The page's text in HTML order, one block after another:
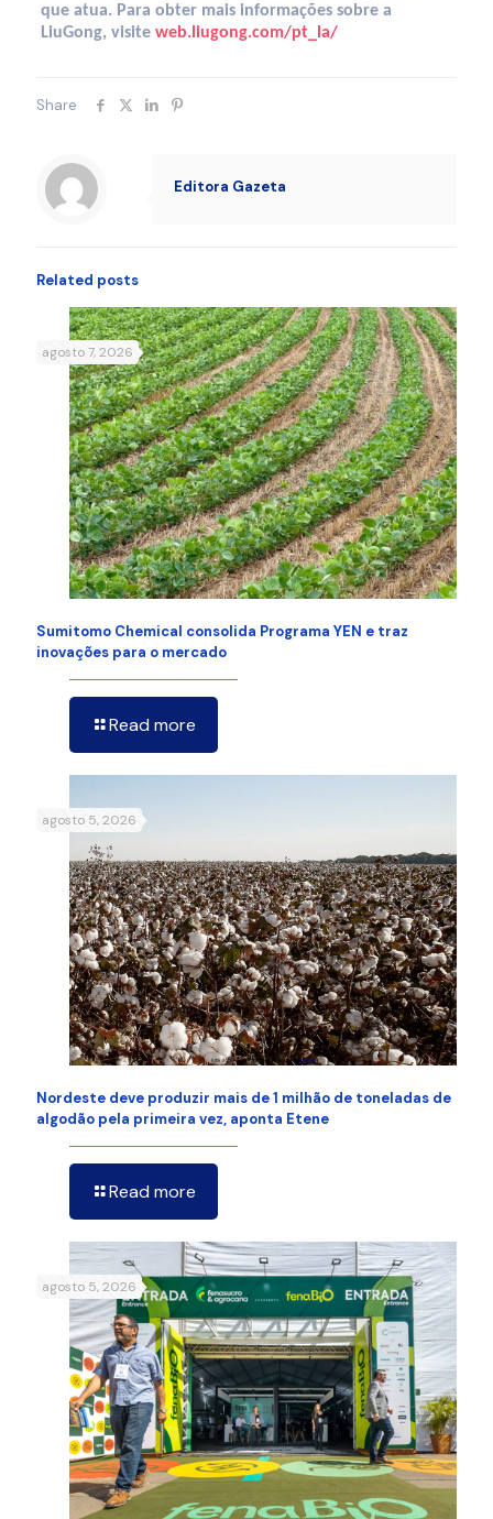
que atua. Para obter mais informações sobre a
LiuGong, visite web.liugong.com/pt_la/
Share
Editora Gazeta
Related posts
agosto 7, 2026
Sumitomo Chemical consolida Programa YEN e traz
inovações para o mercado
Read more
agosto 5, 2026
Nordeste deve produzir mais de 1 milhão de toneladas de
algodão pela primeira vez, aponta Etene
Read more
agosto 5, 2026